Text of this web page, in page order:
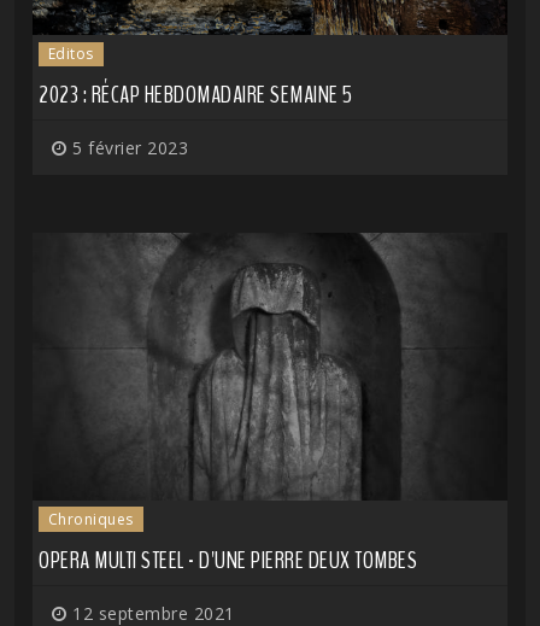
Editos
2023 : RÉCAP HEBDOMADAIRE SEMAINE 5
5 février 2023
Chroniques
OPERA MULTI STEEL - D'UNE PIERRE DEUX TOMBES
12 septembre 2021